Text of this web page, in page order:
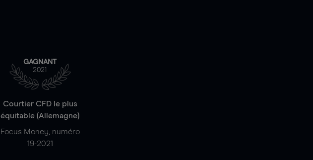
GAGNANT
2021
Courtier CFD le plus
équitable (Allemagne)
Focus Money, numéro
19-2021